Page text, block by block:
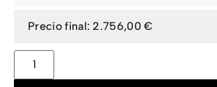
2.756,00 €